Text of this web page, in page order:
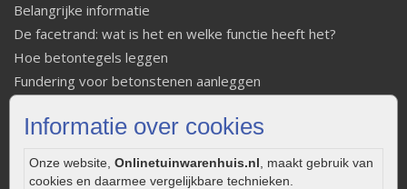
Informatie over cookies
Onze website, Onlinetuinwarenhuis.nl , maakt gebruik van
cookies en daarmee vergelijkbare technieken.
Belangrijke informatie
De facetrand: wat is het en welke functie heeft het?
Hoe betontegels leggen
Fundering voor betonstenen aanleggen
Strakke tuin inrichten
Onderhoud van gebakken bestrating